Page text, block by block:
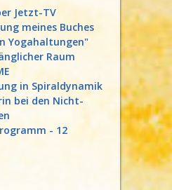
Jetzt-TV
meines Buches
Yogahaltungen"
Raum
in Spiraldynamik
bei den Nicht-
- 12